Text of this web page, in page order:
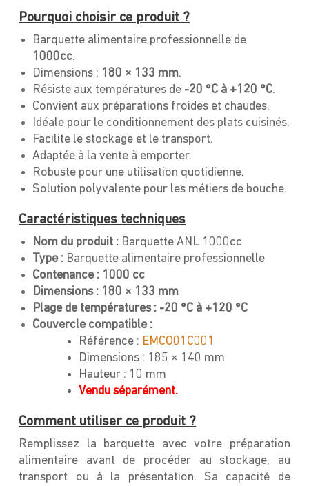
Pourquoi choisir ce produit ?
Barquette alimentaire professionnelle de
1000cc.
Dimensions : 180 × 133 mm.
Résiste aux températures de -20 °C à +120 °C.
Convient aux préparations froides et chaudes.
Idéale pour le conditionnement des plats cuisinés.
Facilite le stockage et le transport.
Adaptée à la vente à emporter.
Robuste pour une utilisation quotidienne.
Solution polyvalente pour les métiers de bouche.
Caractéristiques techniques
Nom du produit : Barquette ANL 1000cc
Type : Barquette alimentaire professionnelle
Contenance : 1000 cc
Dimensions : 180 × 133 mm
Plage de températures : -20 °C à +120 °C
Couvercle compatible :
Référence : EMCO01C001
Dimensions : 185 × 140 mm
Hauteur : 10 mm
Vendu séparément.
Comment utiliser ce produit ?
Remplissez la barquette avec votre préparation
alimentaire avant de procéder au stockage, au
transport ou à la présentation. Sa capacité de